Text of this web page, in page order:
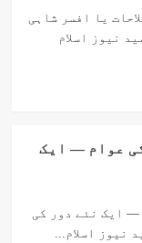
یا افسر شاہی
نیوز اسلام
عوام — ایک
— ایک نئے دور کی
نیوز اسلام...